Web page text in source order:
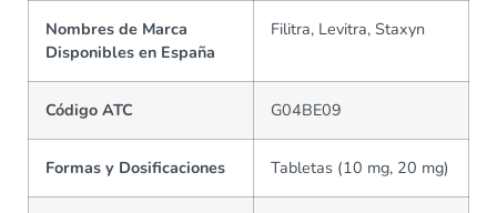
Nombres de Marca
Disponibles en España
Filitra, Levitra, Staxyn
Código ATC G04BE09
Formas y Dosificaciones Tabletas (10 mg, 20 mg)